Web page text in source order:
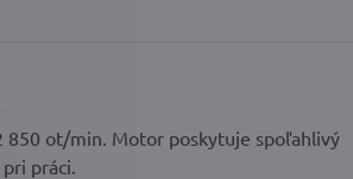
850 ot/min. Motor poskytuje spoľahlivý
práci.